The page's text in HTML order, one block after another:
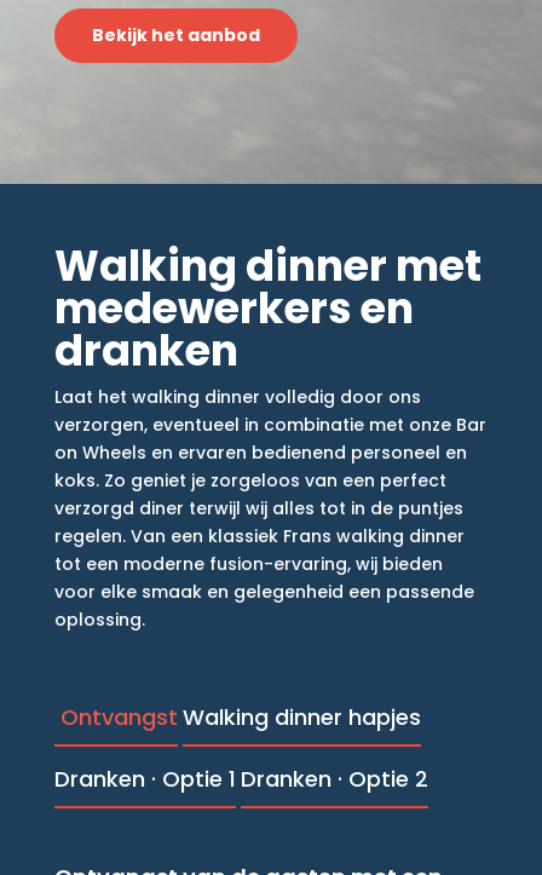
Bekijk het aanbod
Walking dinner met
medewerkers en
dranken
Laat het walking dinner volledig door ons
verzorgen, eventueel in combinatie met onze Bar
on Wheels en ervaren bedienend personeel en
koks. Zo geniet je zorgeloos van een perfect
verzorgd diner terwijl wij alles tot in de puntjes
regelen. Van een klassiek Frans walking dinner
tot een moderne fusion-ervaring, wij bieden
voor elke smaak en gelegenheid een passende
oplossing.
Ontvangst Walking dinner hapjes
Dranken · Optie 1 Dranken · Optie 2